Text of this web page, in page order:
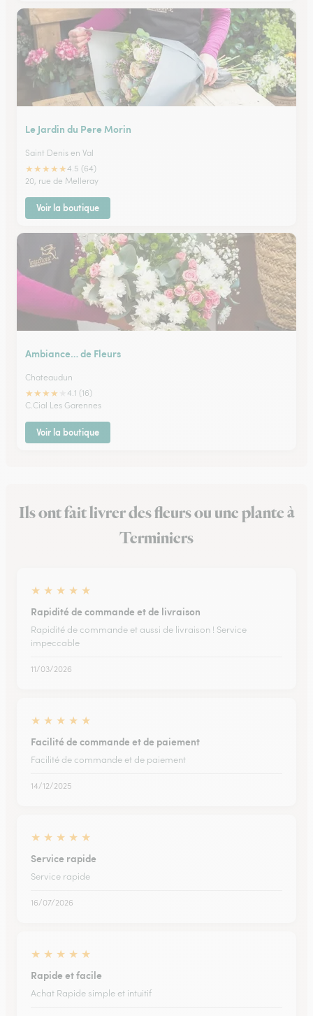
Le Jardin du Pere Morin
Saint Denis en Val
★★★★★4.5 (64)
20, rue de Melleray
Voir la boutique
Ambiance… de Fleurs
Chateaudun
★★★★
4.1 (16)
C.Cial Les Garennes
Voir la boutique
Ils ont fait livrer des fleurs ou une plante à
Terminiers
★ ★ ★ ★ ★
Rapidité de commande et de livraison
Rapidité de commande et aussi de livraison ! Service
impeccable
11/03/2026
★ ★ ★ ★ ★
Facilité de commande et de paiement
Facilité de commande et de paiement
14/12/2025
★ ★ ★ ★ ★
Service rapide
Service rapide
16/07/2026
★ ★ ★ ★ ★
Rapide et facile
Achat Rapide simple et intuitif